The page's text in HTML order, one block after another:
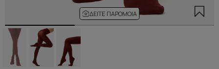
ΔΕΊΤΕ ΠΑΡΌΜΟΙΑ